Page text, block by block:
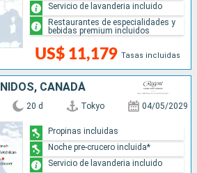
US$ 11,179 Tasas incluidas
Servicio de lavanderia incluido
Restaurantes de especialidades y
bebidas premium incluidos
CANADÁ
20 d Tokyo 04/05/2029
Propinas incluidas
Noche pre-crucero incluida*
Servicio de lavanderia incluido